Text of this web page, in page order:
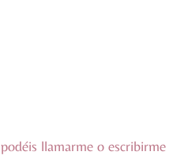
llamarme o escribirme